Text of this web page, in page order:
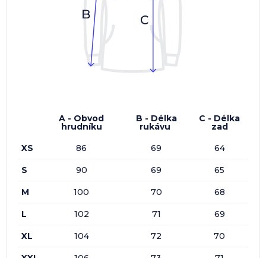
A - Obvod
hrudníku
B - Délka
rukávu
C - Délka
zad
XS
86 69 64
S 90 69 65
M 100 70 68
L 102 71 69
XL 104 72 70